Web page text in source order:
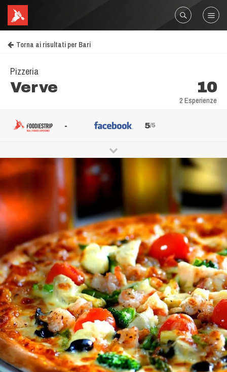
Torna ai risultati per Bari
Pizzeria
Verve 10
2 Esperienze
- 5/5